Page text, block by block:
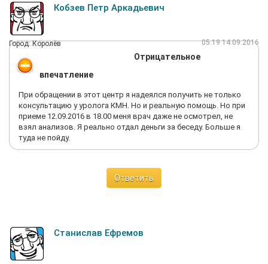
Кобзев Петр Аркадьевич
Город: Королёв 05:19 14.09.2016
Отрицательное
впечатление
При обращении в этот центр я надеялся получить не только
консультацию у уролога КМН. Но и реальную помощь. Но при
приеме 12.09.2016 в 18.00 меня врач даже не осмотрел, не
взял анализов. Я реально отдал деньги за беседу. Больше я
туда не пойду.
Ответить
Станислав Ефремов